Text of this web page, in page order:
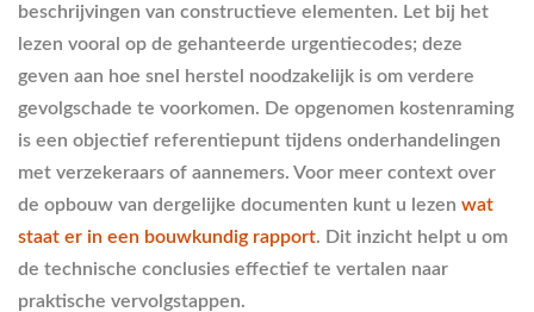
beschrijvingen van constructieve elementen. Let bij het
lezen vooral op de gehanteerde urgentiecodes; deze
geven aan hoe snel herstel noodzakelijk is om verdere
gevolgschade te voorkomen. De opgenomen kostenraming
is een objectief referentiepunt tijdens onderhandelingen
met verzekeraars of aannemers. Voor meer context over
de opbouw van dergelijke documenten kunt u lezen wat
staat er in een bouwkundig rapport. Dit inzicht helpt u om
de technische conclusies effectief te vertalen naar
praktische vervolgstappen.